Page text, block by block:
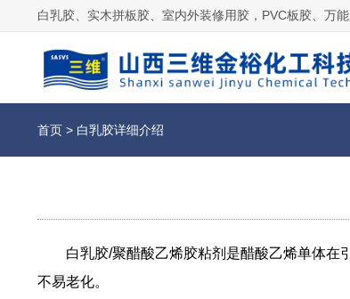
白乳胶、实木拼板胶、室内外装修用胶，PVC板胶、万
首页 > 白乳胶详细介绍
白乳胶/聚醋酸乙烯胶粘剂是醋酸乙烯单体在引
不易老化。